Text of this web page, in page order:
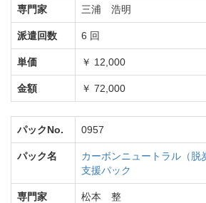
専門家 三浦 浩明
派遣回数 6 回
単価 ￥ 12,000
金額 ￥ 72,000
パックNo. 0957
パック名
カーボンニュートラル（脱
支援パック
専門家 松本 整